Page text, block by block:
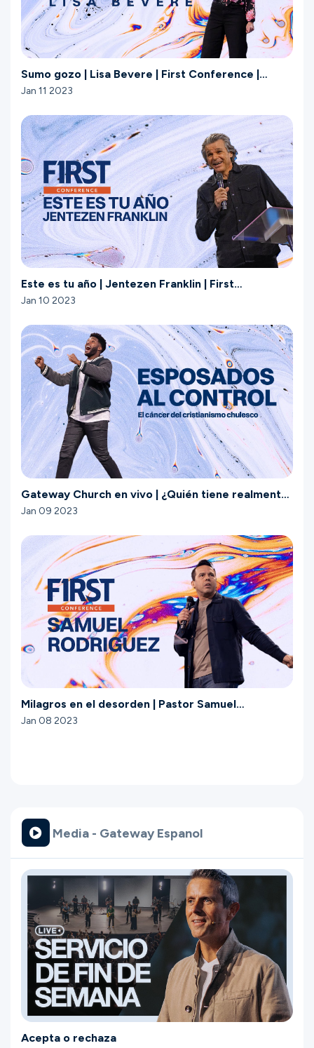
Sumo gozo | Lisa Bevere | First Conference |
Gateway Church
Jan 11 2023
Este es tu año | Jentezen Franklin | First
Conference | Gateway Church
Jan 10 2023
Gateway Church en vivo | ¿Quién tiene realmente
el control? | Enero 8
Jan 09 2023
Milagros en el desorden | Pastor Samuel
Rodríguez
Jan 08 2023
Media - Gateway Espanol
Acepta o rechaza